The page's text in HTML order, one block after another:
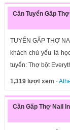
Cần Tuyển Gấp
TUYỂN GẤP THỢ
khách chủ yếu là
tuyển: Thợ bột
1,319 lượt xem ·
Cần Gấp Thợ Nail